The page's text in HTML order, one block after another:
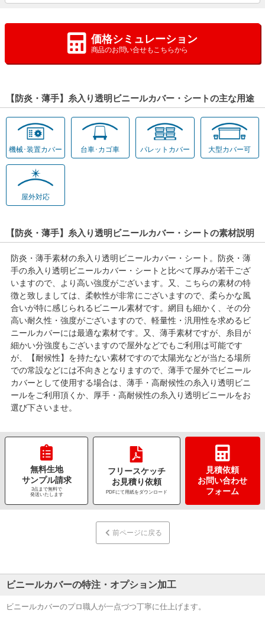
価格シミュレーション
商品のお問い合せもこちらから
【防炎・薄手】糸入り透明ビニールカバー・シートの主な用途
機械･装置カバー 台車･カゴ車 パレットカバー 大型カバー可
屋外対応
【防炎・薄手】糸入り透明ビニールカバー・シートの素材説明
防炎・薄手素材の糸入り透明ビニールカバー・シート。防炎・薄
手の糸入り透明ビニールカバー・シートと比べて厚みが若干ござ
いますので、より高い強度がございます。又、こちらの素材の特
徴と致しましては、柔軟性が非常にございますので、柔らかな風
合いが特に感じられるビニール素材です。網目も細かく、その分
高い耐久性・強度がございますので、軽量性・汎用性を求めるビ
ニールカバーには最適な素材です。又、薄手素材ですが、糸目が
細かい分強度もございますので屋外などでもご利用は可能です
が、【耐候性】を持たない素材ですので太陽光などが当たる場所
での常設などには不向きとなりますので、薄手で屋外でビニール
カバーとして使用する場合は、薄手・高耐候性の糸入り透明ビニ
ールをご利用頂くか、厚手・高耐候性の糸入り透明ビニールをお
選び下さいませ。
無料生地
サンプル請求
3点まで無料で
発送いたします
フリースケッチ
お見積り依頼
PDFにて用紙をダウンロード
見積依頼
お問い合わせ
フォーム
前ページに戻る
ビニールカバーの特注・オプション加工
ビニールカバーのプロ職人が一点づつ丁寧に仕上げます。